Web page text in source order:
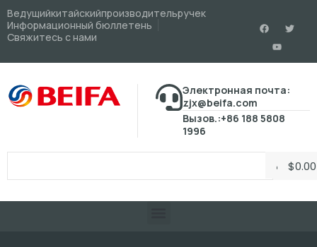
Ведущийкитайскийпроизводительручек
Информационный бюллетень
Свяжитесь с нами
Электронная почта:
zjx@beifa.com
Вызов.:+86 188 5808
1996
$0.00